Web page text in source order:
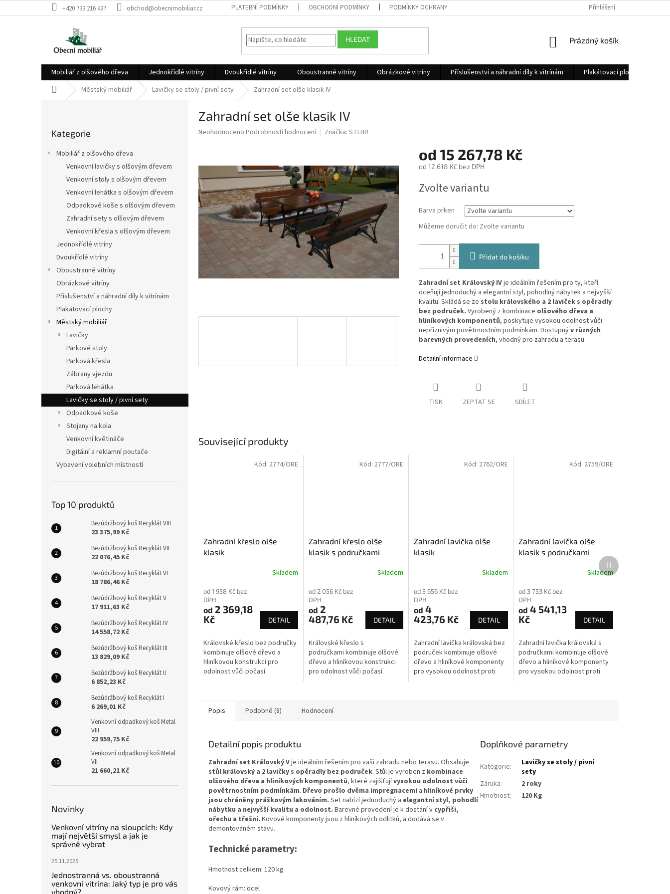
na
+420 733 216 437 obchod@obecnimobiliar.cz PLATEBNÍ PODMÍNKY OBCHODNÍ PODMÍNKY PODMÍNKY OCHRANY OSOBNÍCH ÚDAJŮ Přihlášení
HLEDAT
NÁKUPNÍ
Prázdný košík
Mobiliář z olšového dřeva Jednokřídlé vitríny Dvoukřídlé vitríny Oboustranné vitríny Obrázkové vitríny Příslušenství a náhradní díly k vitrínám Plakátovací plochy
Domů Městský mobiliář Lavičky se stoly / pivní sety Zahradní set olše klasik IV
kategorie
Kategorie
Mobiliář z olšového dřeva
Venkovní lavičky s olšovým dřevem
Venkovní stoly s olšovým dřevem
Venkovní lehátka s olšovým dřevem
Odpadkové koše s olšovým dřevem
Zahradní sety s olšovým dřevem
Venkovní křesla s olšovým dřevem
Jednokřídlé vitríny
Dvoukřídlé vitríny
Oboustranné vitríny
Obrázkové vitríny
Příslušenství a náhradní díly k vitrínám
Plakátovací plochy
Městský mobiliář
Lavičky
Parkové stoly
Parková křesla
Zábrany vjezdu
Parková lehátka
Lavičky se stoly / pivní sety
Odpadkové koše
Stojany na kola
Venkovní květináče
Digitální a reklamní poutače
Vybavení volebních místností
Top 10 produktů
Bezúdržbový koš Recyklát VIII
23 375,99 Kč
Bezúdržbový koš Recyklát VII
22 076,45 Kč
Bezúdržbový koš Recyklát VI
18 786,46 Kč
Bezúdržbový koš Recyklát V
17 911,63 Kč
Bezúdržbový koš Recyklát IV
14 558,72 Kč
Bezúdržbový koš Recyklát III
13 829,09 Kč
Bezúdržbový koš Recyklát II
6 852,23 Kč
Bezúdržbový koš Recyklát I
6 269,01 Kč
Venkovní odpadkový koš Metal
VIII
22 959,75 Kč
Venkovní odpadkový koš Metal
VII
21 660,21 Kč
Novinky
Venkovní vitríny na sloupcích: Kdy
mají největší smysl a jak je
správně vybrat
25.11.2025
Jednostranná vs. oboustranná
venkovní vitrína: Jaký typ je pro vás
vhodný?
Zahradní set olše klasik IV
Průměrné
0,0
z
5
hvězdiček.
Neohodnoceno Podrobnosti hodnocení Značka: STLBR
od 15 267,78 Kč
od 12 618 Kčbez DPH
cena:
Zvolte variantu
Barva prken
Můžeme doručit do: Zvolte variantu
Přidat do košíku
Zahradní set Královský IVje ideálním řešením pro ty, kteří
oceňují jednoduchý a elegantní styl, pohodlný nábytek a nejvyšší
kvalitu. Skládá se ze stolu královského a 2 laviček s opěradly
bez područek. Vyrobený z kombinace olšového dřeva a
hliníkových komponentů, poskytuje vysokou odolnost vůči
nepříznivým povětrnostním podmínkám. Dostupnýv různých
barevných provedeních, vhodný pro zahradu a terasu.
Detailní informace
TISK ZEPTAT SE SDÍLET
Související produkty
Zahradní křeslo olše
klasik
Skladem
od 1 958 Kč bez
DPH
od 2 369,18
Kč
DETAIL
Královské křeslo bez područky
kombinuje olšové dřevo a
hliníkovou konstrukci pro
odolnost vůči počasí.
Kód: 2774/ORE
Zahradní křeslo olše
klasik s područkami
Skladem
od 2 056 Kč bez
DPH
od 2
487,76 Kč
DETAIL
Královské křeslo s
područkami kombinuje olšové
dřevo a hliníkovou konstrukci
pro odolnost vůči počasí.
Kód: 2777/ORE
Zahradní lavička olše
klasik
Skladem
od 3 656 Kč bez
DPH
od 4
423,76 Kč
DETAIL
Zahradní lavička královská bez
područek kombinuje olšové
dřevo a hliníkové komponenty
pro vysokou odolnost proti
Kód: 2762/ORE
Zahradní lavička olše
klasik s područkami
Skladem
od 3 753 Kč bez
DPH
od 4 541,13
Kč
DETAIL
Zahradní lavička královská s
područkami kombinuje olšové
dřevo a hliníkové komponenty
pro vysokou odolnost proti
Kód: 2759/ORE
Další
produkt
Popis Podobné (8) Hodnocení
Detailní popis produktu
Zahradní set Královský Vje ideálním řešením pro vaši zahradu nebo terasu. Obsahuje
stůl královský a 2 lavičky s opěradly bez područek. Stůl je vyroben z kombinace
olšového dřeva a hliníkových komponentů, které zajišťujívysokou odolnost vůči
povětrnostním podmínkám. Dřevo prošlo dvěma impregnacemi a hliníkové prvky
jsou chráněny práškovým lakováním. Set nabízí jednoduchý a elegantní styl, pohodlí
nábytku a nejvyšší kvalitu a odolnost. Barevné provedení je k dostání v cypřiši,
ořechu a třešni. Kovové komponenty jsou z hliníkových odlitků, a dodává se v
demontovaném stavu.
Technické parametry:
Hmotnost celkem: 120 kg
Kovový rám: ocel
Doplňkové parametry
Kategorie:
Lavičky se stoly / pivní
sety
Záruka:
2 roky
Hmotnost: 120 Kg